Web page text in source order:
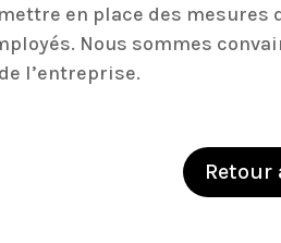
en place des
Nous sommes
l’entreprise.